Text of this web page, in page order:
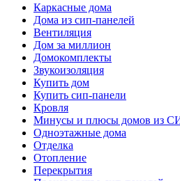
Каркасные дома
Дома из сип-панелей
Вентиляция
Дом за миллион
Домокомплекты
Звукоизоляция
Купить дом
Купить сип-панели
Кровля
Минусы и плюсы домов из
Одноэтажные дома
Отделка
Отопление
Перекрытия